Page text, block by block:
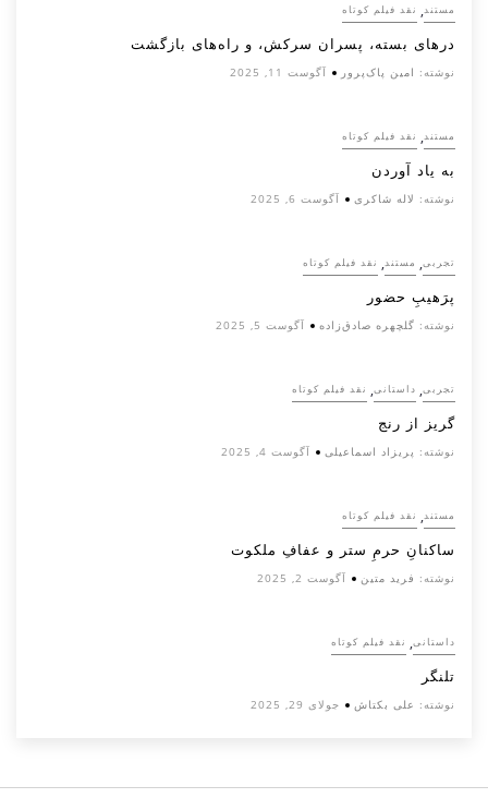
مستند, نقد فیلم کوتاه
درهای بسته، پسران سرکش، و راه‌های بازگشت
نوشته: امین پاک‌پرور آگوست 11, 2025
مستند, نقد فیلم کوتاه
به یاد آوردن
نوشته: لاله شاکری آگوست 6, 2025
تجربی, مستند, نقد فیلم کوتاه
پرَهیب‌ِ حضور
نوشته: گلچهره صادق‌زاده آگوست 5, 2025
تجربی, داستانی, نقد فیلم کوتاه
گریز از رنج
نوشته: پریزاد اسماعیلی آگوست 4, 2025
مستند, نقد فیلم کوتاه
ساکنانِ حرمِ ستر و عفافِ ملکوت
نوشته: فرید متین آگوست 2, 2025
داستانی, نقد فیلم کوتاه
تلنگر
نوشته: علی بکتاش جولای 29, 2025